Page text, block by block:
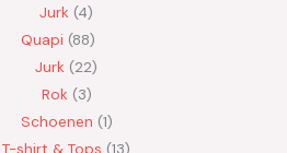
Jurk 4
Quapi 88
Jurk 22
Rok 3
Schoenen 1
T-shirt & Tops 13